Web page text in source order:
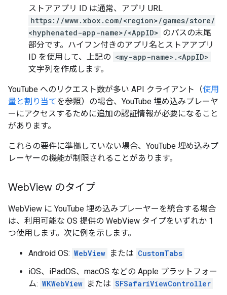
ストアアプリ ID は通常、アプリ URL
https://www.xbox.com/<region>/games/store/
<hyphenated-app-name>/<AppID> のパスの末尾
部分です。ハイフン付きのアプリ名とストアアプリ
ID を使用して、上記の <my-app-name>.<AppID>
文字列を作成します。
YouTube へのリクエスト数が多い API クライアント（使用
量と割り当てを参照）の場合、YouTube 埋め込みプレーヤ
ーにアクセスするために追加の認証情報が必要になること
があります。
これらの要件に準拠していない場合、YouTube 埋め込みプ
レーヤーの機能が制限されることがあります。
WebView のタイプ
WebView に YouTube 埋め込みプレーヤーを統合する場合
は、利用可能な OS 提供の WebView タイプをいずれか 1
つ使用します。次に例を示します。
Android OS: WebView または CustomTabs
iOS、iPadOS、macOS などの Apple プラットフォー
ム: WKWebView または SFSafariViewController